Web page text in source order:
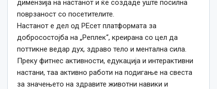
димензија на настанот и ќе создаде уште посилна
поврзаност со посетителите.
Настанот е дел од РЕсет платформата за
добросостојба на „Реплек“, креирана со цел да
поттикне ведар дух, здраво тело и ментална сила.
Преку фитнес активности, едукација и интерактивни
настани, таа активно работи на подигање на свеста
за значењето на здравите животни навики и